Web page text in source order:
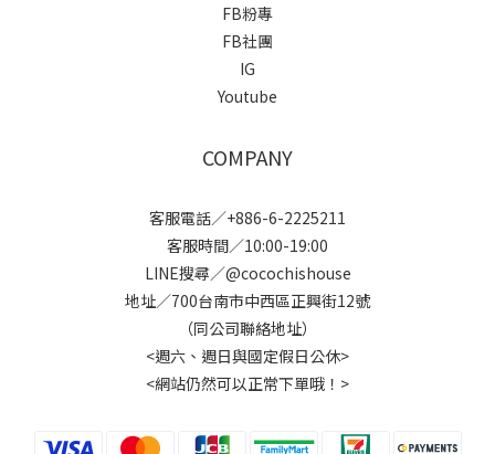
FB粉專
FB社團
IG
Youtube
COMPANY
客服電話／+886-6-2225211
客服時間／10:00-19:00
LINE搜尋／@cocochishouse
地址／700台南市中西區正興街12號
（同公司聯絡地址）
<週六、週日與國定假日公休>
<網站仍然可以正常下單哦！>